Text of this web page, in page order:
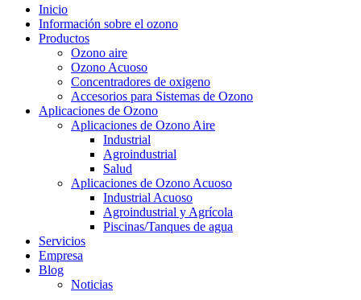
Inicio
Información sobre el ozono
Productos
Ozono aire
Ozono Acuoso
Concentradores de oxigeno
Accesorios para Sistemas de Ozono
Aplicaciones de Ozono
Aplicaciones de Ozono Aire
Industrial
Agroindustrial
Salud
Aplicaciones de Ozono Acuoso
Industrial Acuoso
Agroindustrial y Agrícola
Piscinas/Tanques de agua
Servicios
Empresa
Blog
Noticias